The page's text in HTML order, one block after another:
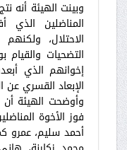
وبينت الهيئة أنه
المناضلين
الاحتلال،
التضحيات
إخوانهم الذي
الإبعاد القسري
وأوضحت الهيئة أن
فوز الأخوة
أحمد سليم، عمرو